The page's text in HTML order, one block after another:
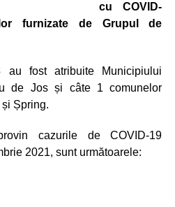
cu COVID-
furnizate de Grupul de
au fost atribuite Municipiului
de Jos și câte 1 comunelor
Șpring.
cazurile de COVID-19
2021, sunt următoarele: